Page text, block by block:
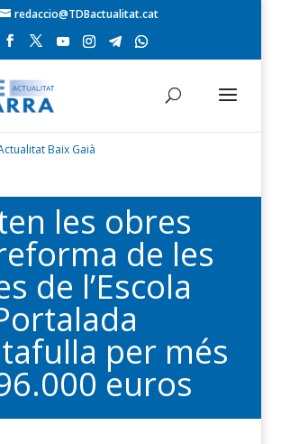
redaccio@TDBactualitat.cat
Baix Gaià
les obres
de les
de l’Escola
per més
euros